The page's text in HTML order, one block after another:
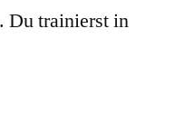
Du trainierst in